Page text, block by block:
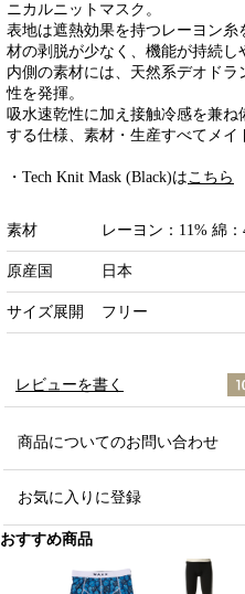
ニカルニットマスク。
表地は遮熱効果を持つレーヨン
材の剥脱が少なく、機能が持続し
内側の素材には、天然系デオド
性を発揮。
吸水速乾性に加え接触冷感を兼ね
する仕様、素材・生産すべてメイ
・Tech Knit Mask (Black)はこちら
素材 レーヨン：11% 綿
原産国 日本
サイズ展開 フリー
レビューを書く
商品についてのお問い合わせ
お気に入りに登録
おすすめ商品